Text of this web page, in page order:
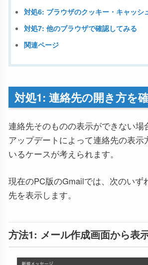
対処6: ブラウザのクッキー・キャッシ
対処7: 他のブラウザで確認してみる
関連ページ
対処1: 連絡先の開き方を
連絡先そのものの表示ができない場
アップデートによって連絡先の表示
いるケースが考えられます。
現在のPC版のGmailでは、次のいず
先を表示します。
方法1: メール作成画面から表